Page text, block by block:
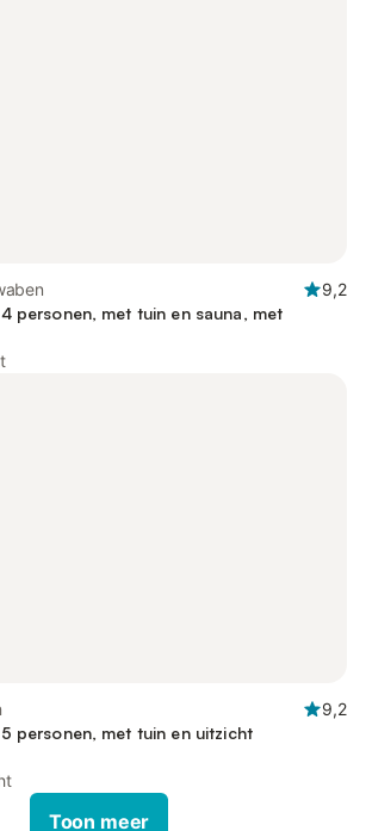
9,2
personen, met tuin en sauna, met
9,2
personen, met tuin en uitzicht
Toon meer